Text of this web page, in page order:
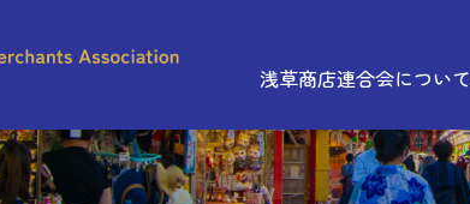
浅草商店連合会について